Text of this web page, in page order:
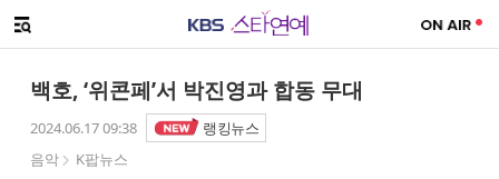
메뉴 열기
백호, ‘위콘페’서 박진영과 합동 무대
2024.06.17 09:38
랭킹뉴스
음악
K팝뉴스
페이스북
트위터
네이버
URL복사
글씨 작게보기
글씨 크게보기
해시태그